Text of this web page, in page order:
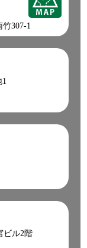
307-1
ビル2階